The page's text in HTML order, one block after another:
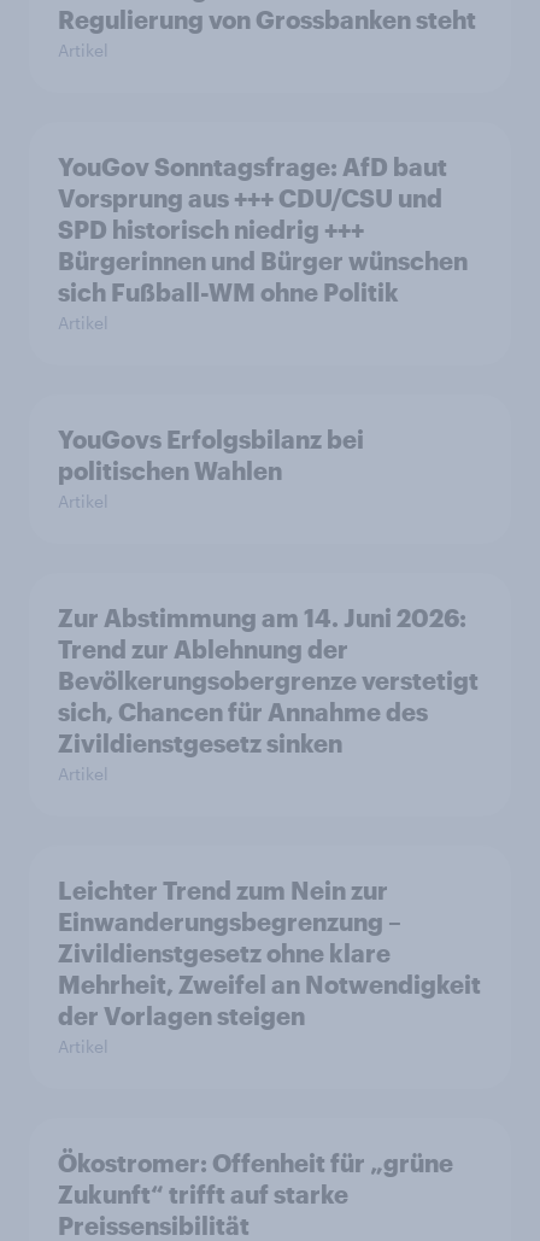
Regulierung von Grossbanken steht
Artikel
YouGov Sonntagsfrage: AfD baut
Vorsprung aus +++ CDU/CSU und
SPD historisch niedrig +++
Bürgerinnen und Bürger wünschen
sich Fußball-WM ohne Politik
Artikel
YouGovs Erfolgsbilanz bei
politischen Wahlen
Artikel
Zur Abstimmung am 14. Juni 2026:
Trend zur Ablehnung der
Bevölkerungsobergrenze verstetigt
sich, Chancen für Annahme des
Zivildienstgesetz sinken
Artikel
Leichter Trend zum Nein zur
Einwanderungsbegrenzung –
Zivildienstgesetz ohne klare
Mehrheit, Zweifel an Notwendigkeit
der Vorlagen steigen
Artikel
Ökostromer: Offenheit für „grüne
Zukunft“ trifft auf starke
Preissensibilität